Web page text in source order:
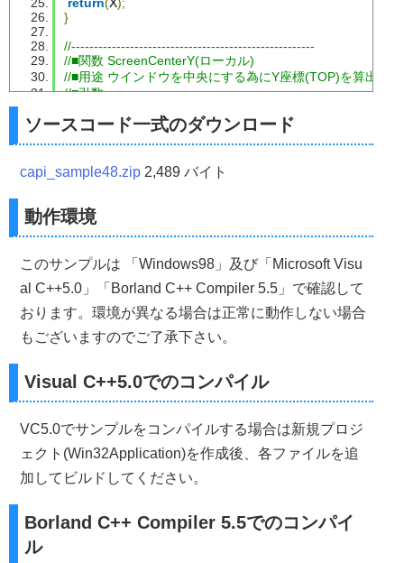
return(X);
}
//------------------------------------------------------
//■関数 ScreenCenterY(ローカル)
//■用途 ウインドウを中央にする為にY座標(TOP)を算出する
//■引数
//------------------------------------------------------
int ScreenCenterY(int Height)
int Y;
GetSystemMetrics SM_CYSCREEN
return
}
//------------------------------------------------------
//■関数 CreateMainWindow(ローカル)
//■用途 メインウインドウを作成する
//■引数
//  Width       ...ウインドウの横幅
//  Height      ...ウインドウの縦幅
//  nCmdShow    ...ウインドウの表示形態
//  lpfnWndProc ...コールバックプロシージャ
//  dwExstyle   ...拡張ウインドウスタイル
//  MenuID      ...メニューのID
//  hIcon       ...アイコン
//■戻り値
//------------------------------------------------------
HWND CreateMainWindow (int Width,int Height,LPCTSTR
ソースコード一式のダウンロード
capi_sample48.zip 2,489 バイト
動作環境
このサンプルは 「Windows98」及び「Microsoft Visu
al C++5.0」「Borland C++ Compiler 5.5」で確認して
おります。環境が異なる場合は正常に動作しない場合
もございますのでご了承下さい。
Visual C++5.0でのコンパイル
VC5.0でサンプルをコンパイルする場合は新規プロジ
ェクト(Win32Application)を作成後、各ファイルを追
加してビルドしてください。
Borland C++ Compiler 5.5でのコンパイ
ル